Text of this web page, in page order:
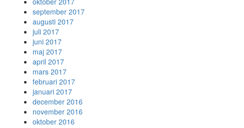
september 2017
augusti 2017
juli 2017
juni 2017
maj 2017
april 2017
mars 2017
februari 2017
januari 2017
december 2016
november 2016
oktober 2016